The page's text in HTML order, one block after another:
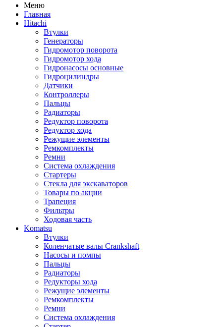
Меню
Главная
Hitachi
Втулки
Генераторы
Гидромотор поворота
Гидромотор хода
Гидронасосы основные
Гидроцилиндры
Датчики
Контроллеры
Пальцы
Радиаторы
Редуктор поворота
Редуктор хода
Режущие элементы
Ремкомплекты
Ремни
Система охлаждения
Стартеры
Стекла для экскаваторов
Товары по акции
Трапеция
Фильтры
Ходовая часть
Komatsu
Втулки
Коленчатые валы Crankshaft
Насосы и помпы
Пальцы
Радиаторы
Редукторы хода
Режущие элементы
Ремкомплекты
Ремни
Система охлаждения